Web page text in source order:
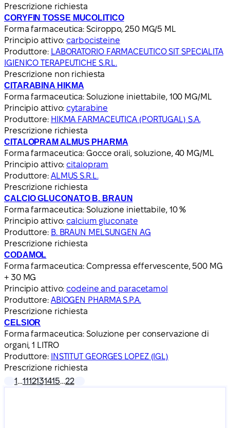
Prescrizione richiesta
CORYFIN TOSSE MUCOLITICO
Forma farmaceutica: Sciroppo, 250 MG/5 ML
Principio attivo: carbocisteine
Produttore: LABORATORIO FARMACEUTICO SIT SPECIALITA
IGIENICO TERAPEUTICHE S.R.L.
Prescrizione non richiesta
CITARABINA HIKMA
Forma farmaceutica: Soluzione iniettabile, 100 MG/ML
Principio attivo: cytarabine
Produttore: HIKMA FARMACEUTICA (PORTUGAL) S.A.
Prescrizione richiesta
CITALOPRAM ALMUS PHARMA
Forma farmaceutica: Gocce orali, soluzione, 40 MG/ML
Principio attivo: citalopram
Produttore: ALMUS S.R.L.
Prescrizione richiesta
CALCIO GLUCONATO B. BRAUN
Forma farmaceutica: Soluzione iniettabile, 10 %
Principio attivo: calcium gluconate
Produttore: B. BRAUN MELSUNGEN AG
Prescrizione richiesta
CODAMOL
Forma farmaceutica: Compressa effervescente, 500 MG
+ 30 MG
Principio attivo: codeine and paracetamol
Produttore: ABIOGEN PHARMA S.P.A.
Prescrizione richiesta
CELSIOR
Forma farmaceutica: Soluzione per conservazione di
organi, 1 LITRO
Produttore: INSTITUT GEORGES LOPEZ (IGL)
Prescrizione richiesta
1…1112131415…22